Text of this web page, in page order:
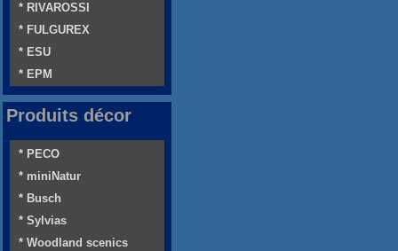
* RIVAROSSI
* FULGUREX
* ESU
* EPM
Produits décor
* PECO
* miniNatur
* Busch
* Sylvias
* Woodland scenics